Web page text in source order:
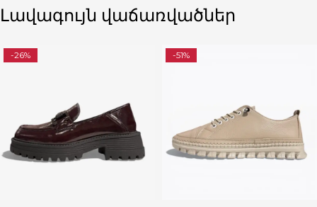
Լավագույն վաճառվածներ
-26% -51%